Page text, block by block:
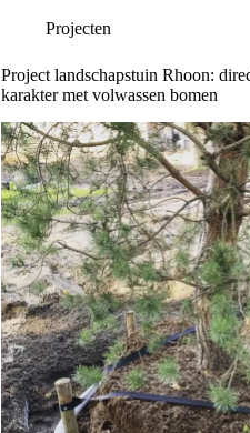
Projecten
Project landschapstuin Rhoon:
karakter met volwassen bomen